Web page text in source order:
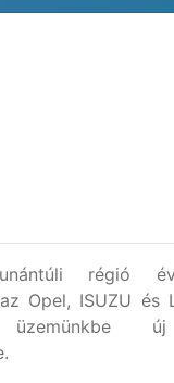
régió
Opel, ISUZU és
üzemünkbe